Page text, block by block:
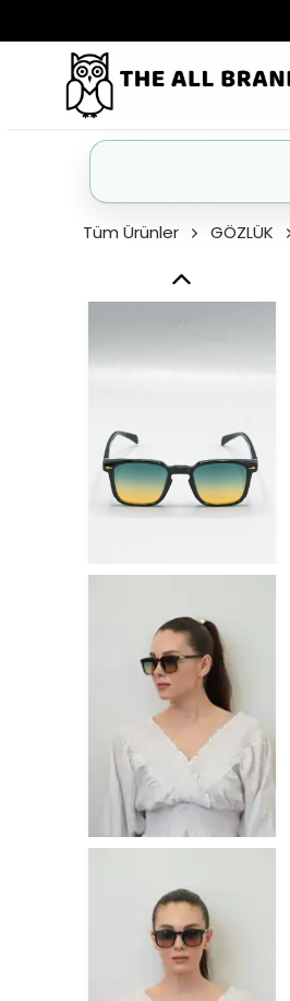
Tüm Ürünler GÖZLÜK